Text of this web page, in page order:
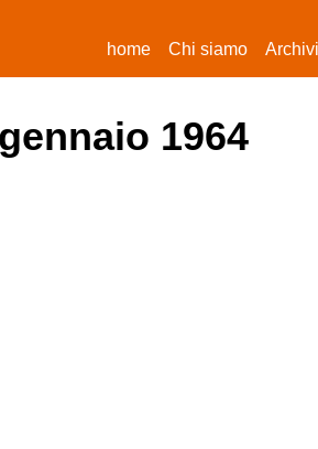
home(current)
Chi siamo
1964